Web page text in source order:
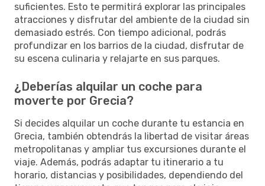
suficientes. Esto te permitirá explorar las principales
atracciones y disfrutar del ambiente de la ciudad sin
demasiado estrés. Con tiempo adicional, podrás
profundizar en los barrios de la ciudad, disfrutar de
su escena culinaria y relajarte en sus parques.
¿Deberías alquilar un coche para
moverte por Grecia?
Si decides alquilar un coche durante tu estancia en
Grecia, también obtendrás la libertad de visitar áreas
metropolitanas y ampliar tus excursiones durante el
viaje. Además, podrás adaptar tu itinerario a tu
horario, distancias y posibilidades, dependiendo del